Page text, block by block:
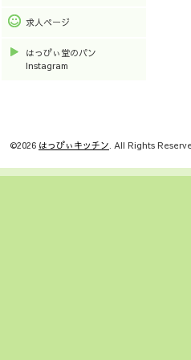
求人ページ
はっぴぃ堂のパン
Instagram
©2026 はっぴぃキッチン. All Rights